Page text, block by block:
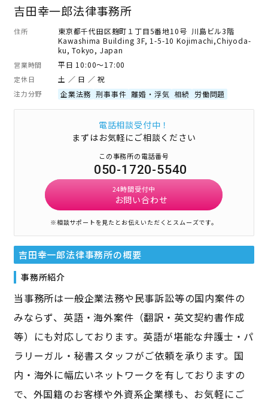
吉田幸一郎法律事務所
住所
東京都千代田区麹町１丁目5番地10号 川島ビル3階
Kawashima Building 3F, 1-5-10 Kojimachi,Chiyoda-
ku, Tokyo, Japan
営業時間 平日 10:00～17:00
定休日 土 ／ 日 ／ 祝
注力分野 企業法務 刑事事件 離婚・浮気 相続 労働問題
電話相談受付中！
まずはお気軽にご相談ください
この事務所の電話番号
050-1720-5540
24時間受付中
お問い合わせ
※相談サポートを見たとお伝えいただくとスムーズです。
吉田幸一郎法律事務所の概要
事務所紹介
当事務所は一般企業法務や民事訴訟等の国内案件の
みならず、英語・海外案件（翻訳・英文契約書作成
等）にも対応しております。英語が堪能な弁護士・パ
ラリーガル・秘書スタッフがご依頼を承ります。国
内・海外に幅広いネットワークを有しておりますの
で、外国籍のお客様や外資系企業様も、お気軽にご